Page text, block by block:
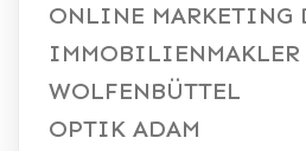
ONLINE MARKETING
IMMOBILIENMAKLER
WOLFENBÜTTEL
OPTIK ADAM